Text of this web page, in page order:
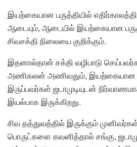
இயற்கையான பருத்தியில்
ஆடையும், ஆடையில் இயற்கையான
சிவசக்தி நிலையை குறிக்கும்.
இதனால்தான் சக்தி வழிபாடு
அணிகலன் அணிவதும், இயற்கையான
இருப்பவர்கள் ஜடாமுடியுடன்
இயல்பாக இருக்கிறது.
சிவ தத்துவத்தில் இருக்கும்
பொருட்களை கவனித்தால் சங்கு,